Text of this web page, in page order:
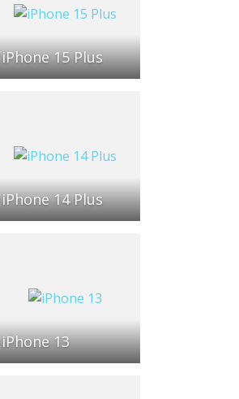
iPhone 15 Plus
iPhone 14 Plus
iPhone 13